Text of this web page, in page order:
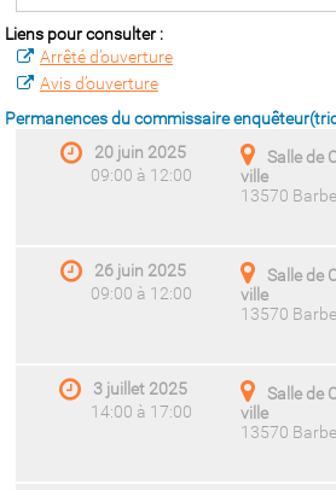
Liens pour consulter :
Arrêté d’ouverture
Avis d’ouverture
Permanences du commissaire
20 juin 2025
09:00 à 12:00
Salle de
ville
13570
26 juin 2025
09:00 à 12:00
Salle de
ville
13570
3 juillet 2025
14:00 à 17:00
Salle de
ville
13570